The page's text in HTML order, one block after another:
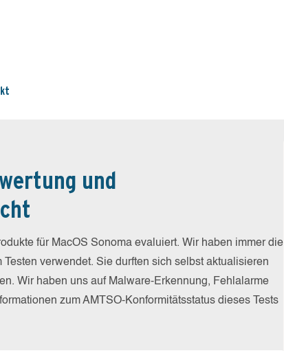
und
für MacOS Sonoma evaluiert. Wir haben immer die
verwendet. Sie durften sich selbst aktualisieren
Wir haben uns auf Malware-Erkennung, Fehlalarme
zum AMTSO-Konformitätsstatus dieses Tests